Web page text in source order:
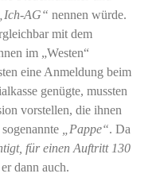
„Ich-AG“ nennen würde.
mit dem
im „Westen“
eine Anmeldung beim
genügte, mussten
vorstellen, die ihnen
„Pappe“. Da
für einen Auftritt 130
dann auch.